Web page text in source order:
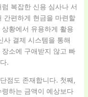
복잡한 신용 심사나 서
간편하게 현금을 마련할
황에서 유용하게 활용
사 결제 시스템을 통해
소에 구애받지 않고 빠
.
점도 존재합니다. 첫째,
하는 금액이 예상보다